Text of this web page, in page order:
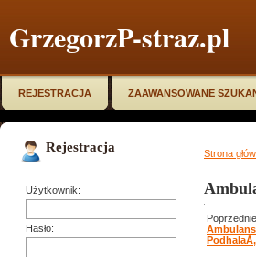
GrzegorzP-straz.pl
REJESTRACJA ZAAWANSOWANE
Rejestracja
Użytkownik:
Hasło:
Strona